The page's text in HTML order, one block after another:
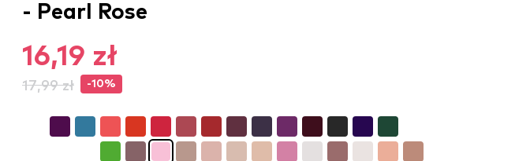
- Pearl Rose
16,19 zł
17,99 zł -10%